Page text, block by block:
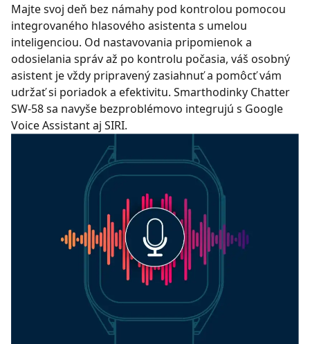
Majte svoj deň bez námahy pod kontrolou pomocou
integrovaného hlasového asistenta s umelou
inteligenciou. Od nastavovania pripomienok a
odosielania správ až po kontrolu počasia, váš osobný
asistent je vždy pripravený zasiahnuť a pomôcť vám
udržať si poriadok a efektivitu. Smarthodinky Chatter
SW-58 sa navyše bezproblémovo integrujú s Google
Voice Assistant aj SIRI.